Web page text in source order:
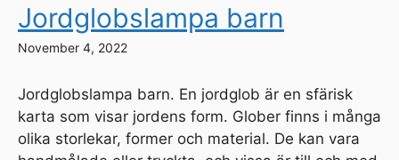
Jordglobslampa barn
November 4, 2022
Jordglobslampa barn. En jordglob är en sfärisk
karta som visar jordens form. Glober finns i många
olika storlekar, former och material. De kan vara